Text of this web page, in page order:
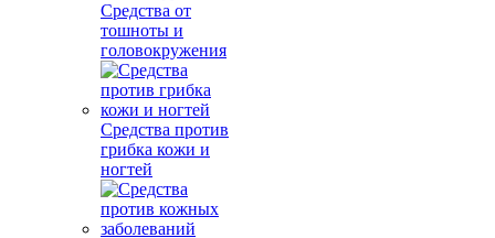
Средства от
тошноты и
головокружения
Средства против
грибка кожи и
ногтей